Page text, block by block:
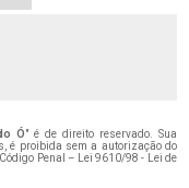
Ó" é de direito reservado. Sua
é proibida sem a autorização do
Penal –
Lei 9610/98 - Lei de